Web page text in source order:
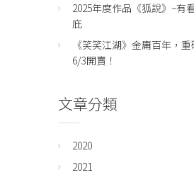
2025年度作品《狐說》~有
庇
《笑笑江湖》金庸百年，
6/3開賣！
文章分類
2020
2021